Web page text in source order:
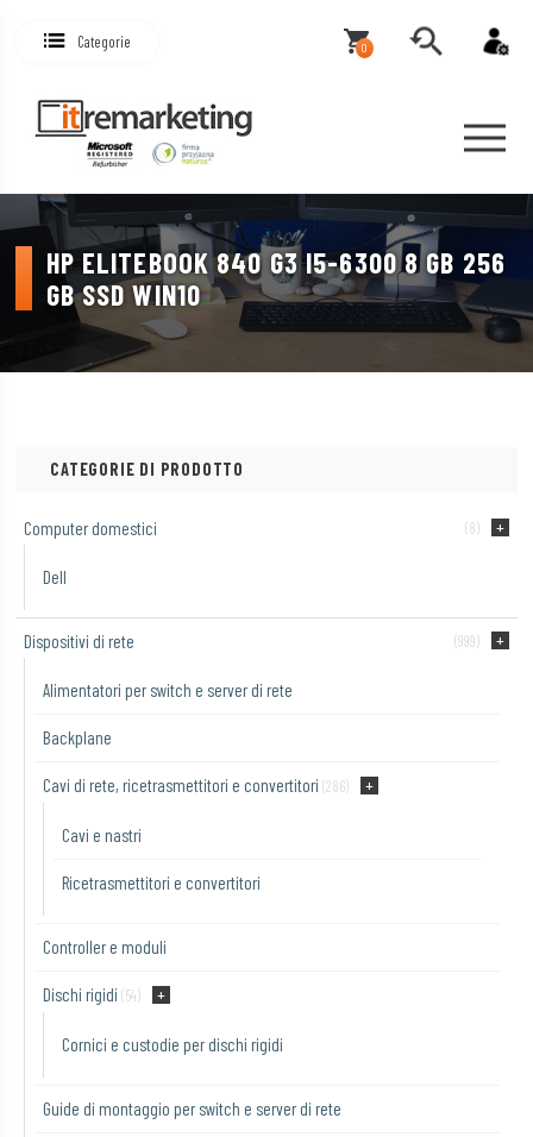
Categorie 0
HP ELITEBOOK 840 G3 I5-6300 8 GB 256
GB SSD WIN10
CATEGORIE DI PRODOTTO
Computer domestici (8)
Dell
Dispositivi di rete (999)
Alimentatori per switch e server di rete
Backplane
Cavi di rete, ricetrasmettitori e convertitori (286)
Cavi e nastri
Ricetrasmettitori e convertitori
Controller e moduli
Dischi rigidi (54)
Cornici e custodie per dischi rigidi
Guide di montaggio per switch e server di rete